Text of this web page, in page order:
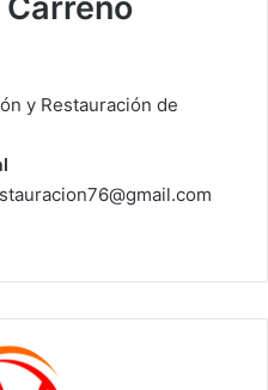
y Restauración de